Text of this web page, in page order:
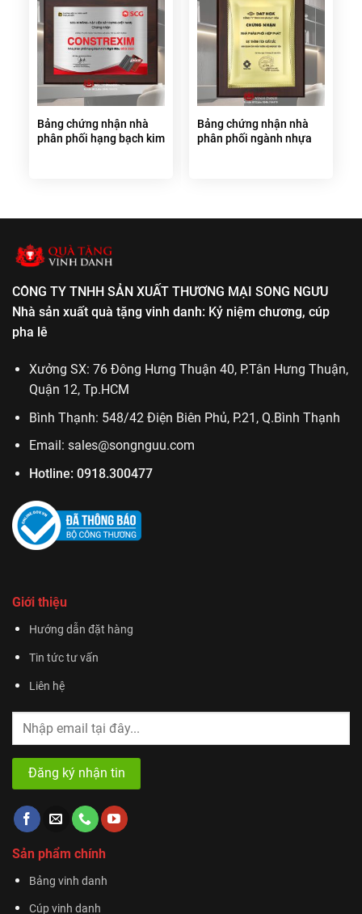
Bảng chứng nhận nhà
phân phối hạng bạch kim
Bảng chứng nhận nhà
phân phối ngành nhựa
CÔNG TY TNHH SẢN XUẤT THƯƠNG MẠI SONG NGƯU
Nhà sản xuất quà tặng vinh danh: Kỷ niệm chương, cúp
pha lê
Xưởng SX: 76 Đông Hưng Thuận 40, P.Tân Hưng Thuận,
Quận 12, Tp.HCM
Bình Thạnh: 548/42 Điện Biên Phủ, P.21, Q.Bình Thạnh
Email: sales@songnguu.com
Hotline: 0918.300477
Giới thiệu
Hướng dẫn đặt hàng
Tin tức tư vấn
Liên hệ
Sản phẩm chính
Bảng vinh danh
Cúp vinh danh